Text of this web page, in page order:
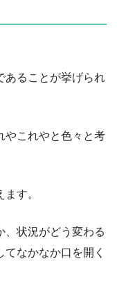
あることが挙げられ
やこれやと色々と考
す。
、状況がどう変わる
なかなか口を開く